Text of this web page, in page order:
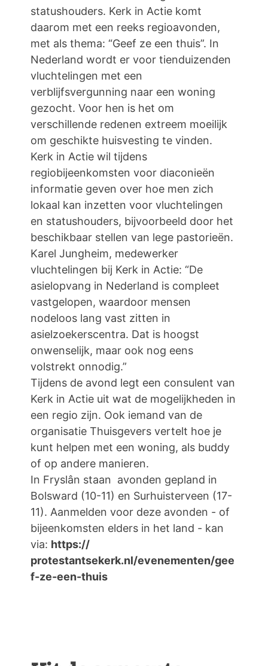
statushouders. Kerk in Actie komt
daarom met een reeks regioavonden,
met als thema: “Geef ze een thuis”. In
Nederland wordt er voor tienduizenden
vluchtelingen met een
verblijfsvergunning naar een woning
gezocht. Voor hen is het om
verschillende redenen extreem moeilijk
om geschikte huisvesting te vinden.
Kerk in Actie wil tijdens
regiobijeenkomsten voor diaconieën
informatie geven over hoe men zich
lokaal kan inzetten voor vluchtelingen
en statushouders, bijvoorbeeld door het
beschikbaar stellen van lege pastorieën.
Karel Jungheim, medewerker
vluchtelingen bij Kerk in Actie: “De
asielopvang in Nederland is compleet
vastgelopen, waardoor mensen
nodeloos lang vast zitten in
asielzoekerscentra. Dat is hoogst
onwenselijk, maar ook nog eens
volstrekt onnodig.”
Tijdens de avond legt een consulent van
Kerk in Actie uit wat de mogelijkheden in
een regio zijn. Ook iemand van de
organisatie Thuisgevers vertelt hoe je
kunt helpen met een woning, als buddy
of op andere manieren.
In Fryslân staan avonden gepland in
Bolsward (10-11) en Surhuisterveen (17-
11). Aanmelden voor deze avonden - of
bijeenkomsten elders in het land - kan
via: https://
protestantsekerk.nl/evenementen/gee
f-ze-een-thuis